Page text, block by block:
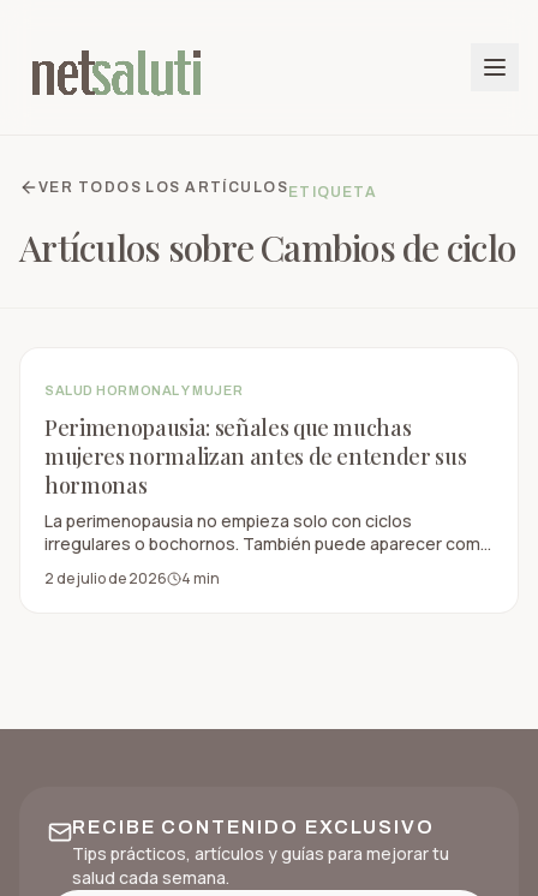
VER TODOS LOS ARTÍCULOS ETIQUETA
Artículos sobreCambios de ciclo
SALUD HORMONAL Y MUJER
Perimenopausia: señales que muchas
mujeres normalizan antes de entender sus
hormonas
La perimenopausia no empieza solo con ciclos
irregulares o bochornos. También puede aparecer como
cambios de sueño, ánimo, energía, concentración,
sensibilidad al alcohol o grasa abdominal.
2 de julio de 2026 4min
RECIBE CONTENIDO EXCLUSIVO
Tips prácticos, artículos y guías para mejorar tu
salud cada semana.